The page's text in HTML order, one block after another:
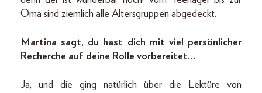
Oma sind ziemlich alle Altersgruppen abgedeckt.
Martina sagt, du hast dich mit viel persönlicher
Recherche auf deine Rolle vorbereitet…
Ja, und die ging natürlich über die Lektüre von